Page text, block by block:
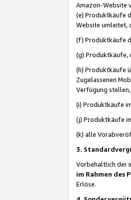
Amazon-Website
(e) Produktkäufe
Website umleitet,
(f) Produktkäufe
(g) Produktkäufe,
(h) Produktkäufe
Zugelassenen
Verfügung
(i) Produktkäufe
(j) Produktkäufe
(k) alle
3.
Vorbehaltlich der
im Rahmen des
Erlöse.